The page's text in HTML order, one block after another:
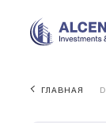
ГЛАВНАЯ